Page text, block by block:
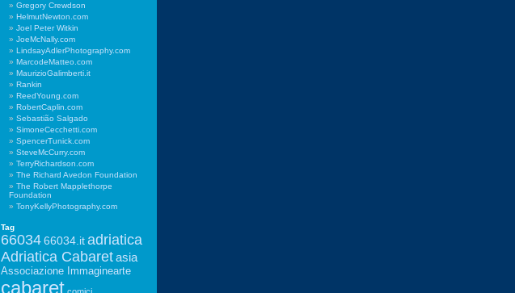
Gregory Crewdson
HelmutNewton.com
Joel Peter Witkin
JoeMcNally.com
LindsayAdlerPhotography.com
MarcodeMatteo.com
MaurizioGalimberti.it
Rankin
ReedYoung.com
RobertCaplin.com
Sebastião Salgado
SimoneCecchetti.com
SpencerTunick.com
SteveMcCurry.com
TerryRichardson.com
The Richard Avedon Foundation
The Robert Mapplethorpe
Foundation
TonyKellyPhotography.com
Tag
66034 66034.it adriatica
Adriatica Cabaret asia
Associazione Immaginearte
cabaret